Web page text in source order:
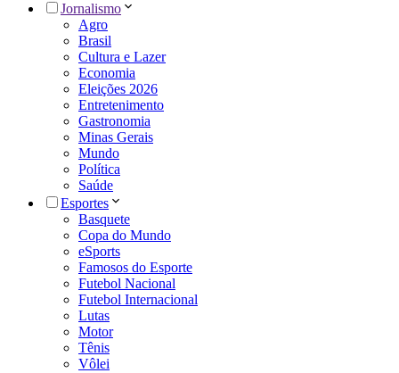
Jornalismo
Agro
Brasil
Cultura e Lazer
Economia
Eleições 2026
Entretenimento
Gastronomia
Minas Gerais
Mundo
Política
Saúde
Esportes
Basquete
Copa do Mundo
eSports
Famosos do Esporte
Futebol Nacional
Futebol Internacional
Lutas
Motor
Tênis
Vôlei